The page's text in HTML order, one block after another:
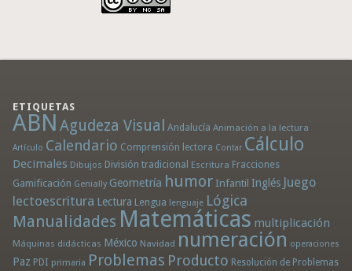
ETIQUETAS
ABN Agudeza Visual Andalucía Animación a la lectura
Artículo Calendario Comprensión lectora Contar Cálculo
Decimales Dibujos División tradicional Escritura Fracciones
Gamificación Genially Geometría humor Infantil Inglés Juego
lectoescritura Lectura Lengua lenguaje Lógica
Manualidades Matemáticas multiplicación
Máquinas didácticas México Navidad numeración operaciones
Paz PDI primaria Problemas Producto Resolución de Problemas